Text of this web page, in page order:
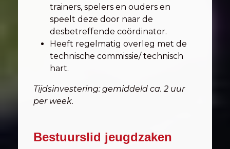
trainers, spelers en ouders en
speelt deze door naar de
desbetreffende coördinator.
Heeft regelmatig overleg met de
technische commissie/ technisch
hart.
Tijdsinvestering: gemiddeld ca. 2 uur
per week.
Bestuurslid jeugdzaken